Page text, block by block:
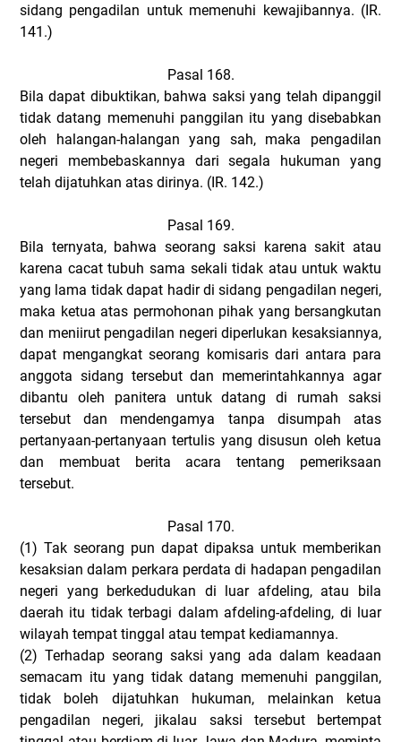
sidang pengadilan untuk memenuhi kewajibannya. (IR.
141.)
Pasal 168.
Bila dapat dibuktikan, bahwa saksi yang telah dipanggil
tidak datang memenuhi panggilan itu yang disebabkan
oleh halangan-halangan yang sah, maka pengadilan
negeri membebaskannya dari segala hukuman yang
telah dijatuhkan atas dirinya. (IR. 142.)
Pasal 169.
Bila ternyata, bahwa seorang saksi karena sakit atau
karena cacat tubuh sama sekali tidak atau untuk waktu
yang lama tidak dapat hadir di sidang pengadilan negeri,
maka ketua atas permohonan pihak yang bersangkutan
dan meniirut pengadilan negeri diperlukan kesaksiannya,
dapat mengangkat seorang komisaris dari antara para
anggota sidang tersebut dan memerintahkannya agar
dibantu oleh panitera untuk datang di rumah saksi
tersebut dan mendengamya tanpa disumpah atas
pertanyaan-pertanyaan tertulis yang disusun oleh ketua
dan membuat berita acara tentang pemeriksaan
tersebut.
Pasal 170.
(1) Tak seorang pun dapat dipaksa untuk memberikan
kesaksian dalam perkara perdata di hadapan pengadilan
negeri yang berkedudukan di luar afdeling, atau bila
daerah itu tidak terbagi dalam afdeling-afdeling, di luar
wilayah tempat tinggal atau tempat kediamannya.
(2) Terhadap seorang saksi yang ada dalam keadaan
semacam itu yang tidak datang memenuhi panggilan,
tidak boleh dijatuhkan hukuman, melainkan ketua
pengadilan negeri, jikalau saksi tersebut bertempat